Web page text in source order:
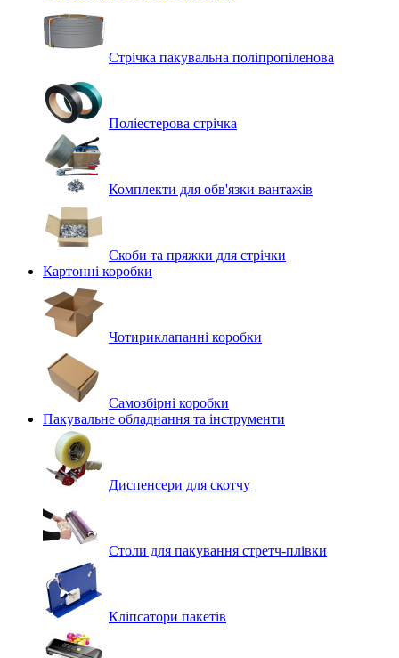
Стрічка пакувальна поліпропіленова
Поліестерова стрічка
Комплекти для обв'язки вантажів
Скоби та пряжки для стрічки
Картонні коробки
Чотириклапанні коробки
Самозбірні коробки
Пакувальне обладнання та інструменти
Диспенсери для скотчу
Столи для пакування стретч-плівки
Кліпсатори пакетів